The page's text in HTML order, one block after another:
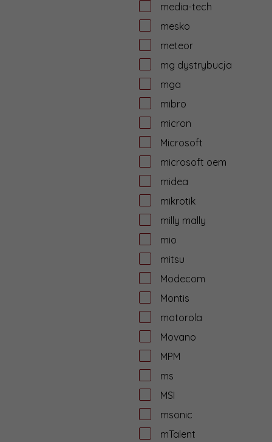
media-tech
mesko
meteor
mg dystrybucja
mga
mibro
micron
Microsoft
microsoft oem
midea
mikrotik
milly mally
mio
mitsu
Modecom
Montis
motorola
Movano
MPM
ms
MSI
msonic
mTalent